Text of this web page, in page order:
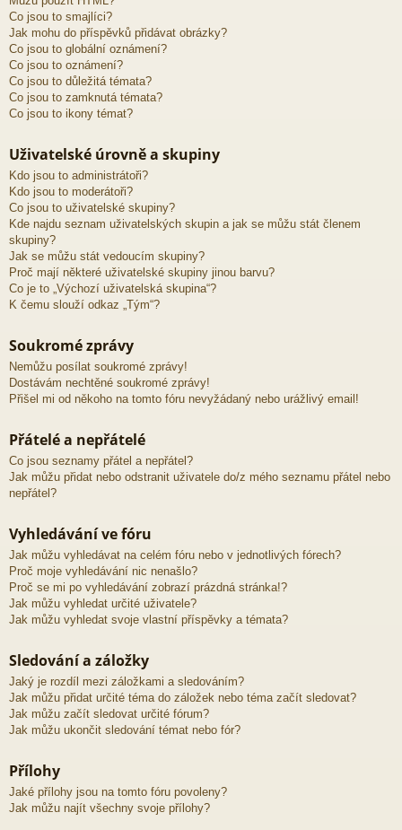
Co jsou to smajlíci?
Jak mohu do příspěvků přidávat obrázky?
Co jsou to globální oznámení?
Co jsou to oznámení?
Co jsou to důležitá témata?
Co jsou to zamknutá témata?
Co jsou to ikony témat?
Uživatelské úrovně a skupiny
Kdo jsou to administrátoři?
Kdo jsou to moderátoři?
Co jsou to uživatelské skupiny?
Kde najdu seznam uživatelských skupin a jak se můžu stát členem
skupiny?
Jak se můžu stát vedoucím skupiny?
Proč mají některé uživatelské skupiny jinou barvu?
Co je to „Výchozí uživatelská skupina“?
K čemu slouží odkaz „Tým“?
Soukromé zprávy
Nemůžu posílat soukromé zprávy!
Dostávám nechtěné soukromé zprávy!
Přišel mi od někoho na tomto fóru nevyžádaný nebo urážlivý email!
Přátelé a nepřátelé
Co jsou seznamy přátel a nepřátel?
Jak můžu přidat nebo odstranit uživatele do/z mého seznamu přátel nebo
nepřátel?
Vyhledávání ve fóru
Jak můžu vyhledávat na celém fóru nebo v jednotlivých fórech?
Proč moje vyhledávání nic nenašlo?
Proč se mi po vyhledávání zobrazí prázdná stránka!?
Jak můžu vyhledat určité uživatele?
Jak můžu vyhledat svoje vlastní příspěvky a témata?
Sledování a záložky
Jaký je rozdíl mezi záložkami a sledováním?
Jak můžu přidat určité téma do záložek nebo téma začít sledovat?
Jak můžu začít sledovat určité fórum?
Jak můžu ukončit sledování témat nebo fór?
Přílohy
Jaké přílohy jsou na tomto fóru povoleny?
Jak můžu najít všechny svoje přílohy?